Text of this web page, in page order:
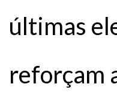
últimas
reforçam